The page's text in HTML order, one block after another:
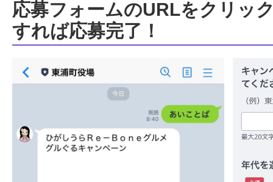
応募フォームのURLをクリッ
すれば応募完了！